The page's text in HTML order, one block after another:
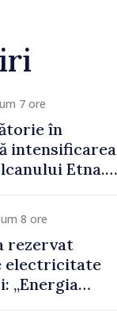
oră
Vasile Tofan
omologul său
avansarea
8 ore
rezervat
electricitate
„Energia